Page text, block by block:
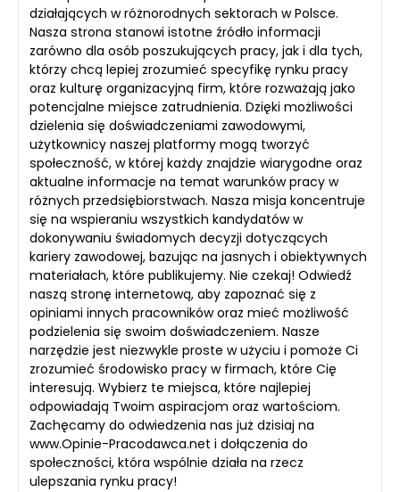
działających w różnorodnych sektorach w Polsce.
Nasza strona stanowi istotne źródło informacji
zarówno dla osób poszukujących pracy, jak i dla tych,
którzy chcą lepiej zrozumieć specyfikę rynku pracy
oraz kulturę organizacyjną firm, które rozważają jako
potencjalne miejsce zatrudnienia. Dzięki możliwości
dzielenia się doświadczeniami zawodowymi,
użytkownicy naszej platformy mogą tworzyć
społeczność, w której każdy znajdzie wiarygodne oraz
aktualne informacje na temat warunków pracy w
różnych przedsiębiorstwach. Nasza misja koncentruje
się na wspieraniu wszystkich kandydatów w
dokonywaniu świadomych decyzji dotyczących
kariery zawodowej, bazując na jasnych i obiektywnych
materiałach, które publikujemy. Nie czekaj! Odwiedź
naszą stronę internetową, aby zapoznać się z
opiniami innych pracowników oraz mieć możliwość
podzielenia się swoim doświadczeniem. Nasze
narzędzie jest niezwykle proste w użyciu i pomoże Ci
zrozumieć środowisko pracy w firmach, które Cię
interesują. Wybierz te miejsca, które najlepiej
odpowiadają Twoim aspiracjom oraz wartościom.
Zachęcamy do odwiedzenia nas już dzisiaj na
www.Opinie-Pracodawca.net i dołączenia do
społeczności, która wspólnie działa na rzecz
ulepszania rynku pracy!